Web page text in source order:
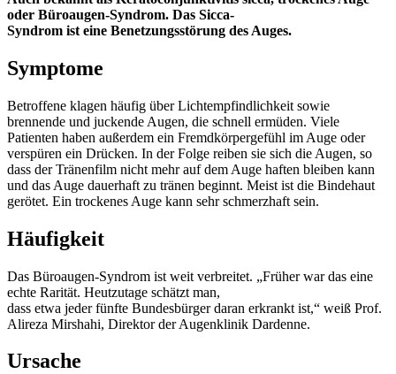
oder Büroaugen-Syndrom. Das Sicca-
Syndrom ist eine Benetzungsstörung des Auges.
Symptome
Betroffene klagen häufig über Lichtempfindlichkeit sowie
brennende und juckende Augen, die schnell ermüden. Viele
Patienten haben außerdem ein Fremdkörpergefühl im Auge oder
verspüren ein Drücken. In der Folge reiben sie sich die Augen, so
dass der Tränenfilm nicht mehr auf dem Auge haften bleiben kann
und das Auge dauerhaft zu tränen beginnt. Meist ist die Bindehaut
gerötet. Ein trockenes Auge kann sehr schmerzhaft sein.
Häufigkeit
Das Büroaugen-Syndrom ist weit verbreitet. „Früher war das eine
echte Rarität. Heutzutage schätzt man,
dass etwa jeder fünfte Bundesbürger daran erkrankt ist,“ weiß Prof.
Alireza Mirshahi, Direktor der Augenklinik Dardenne.
Ursache